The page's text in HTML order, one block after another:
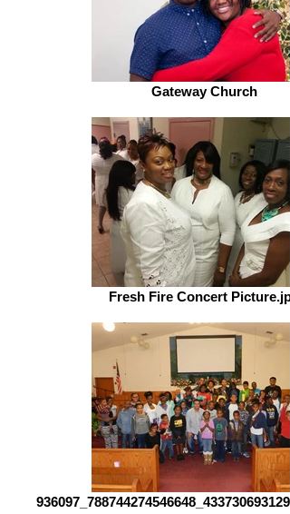
Gateway Church
Fresh Fire Concert